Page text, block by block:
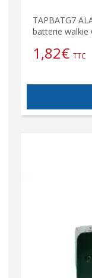
TAPBATG7
batterie walkie
1,82€ TTC